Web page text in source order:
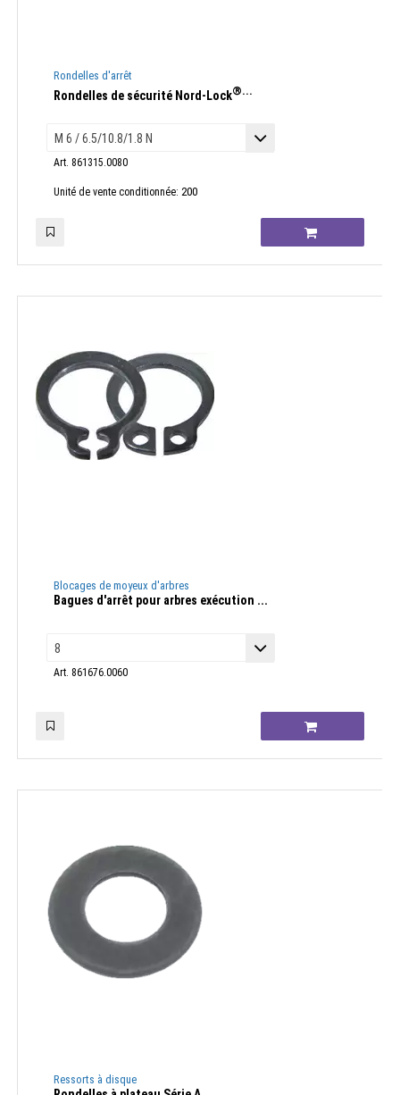
Rondelles d'arrêt
Rondelles de sécurité Nord-Lock®...
Art. 861315.0080
Unité de vente conditionnée: 200
Blocages de moyeux d'arbres
Bagues d'arrêt pour arbres exécution ...
Art. 861676.0060
Ressorts à disque